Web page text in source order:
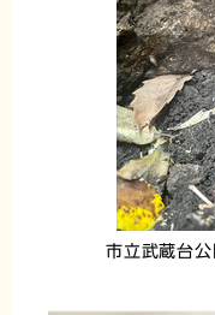
市立武蔵台